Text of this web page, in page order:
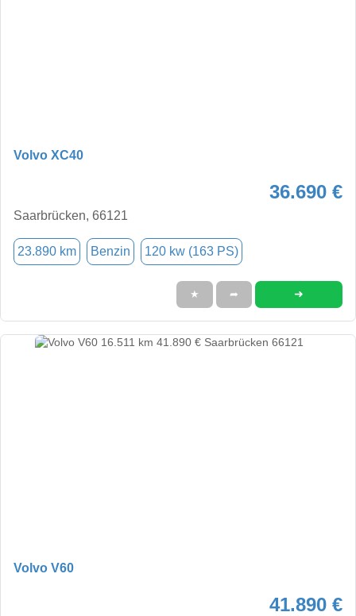
Volvo XC40
36.690 €
Saarbrücken, 66121
23.890 km Benzin 120 kw (163 PS)
★ ➦ ➜
Volvo V60
41.890 €